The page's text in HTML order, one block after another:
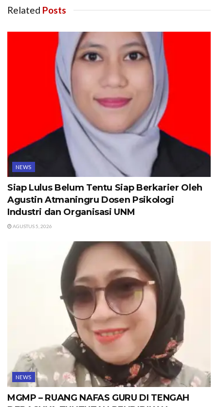
Related Posts
NEWS
Siap Lulus Belum Tentu Siap Berkarier Oleh
Agustin Atmaningru Dosen Psikologi
Industri dan Organisasi UNM
AGUSTUS 5, 2026
NEWS
MGMP – RUANG NAFAS GURU DI TENGAH